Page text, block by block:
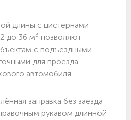
длины с цистернами
до 36 м3 позволяют
c подъездными
для проезда
автомобиля.
заправка без заезда
рукавом длинной